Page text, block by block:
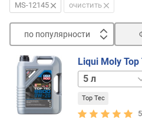
MS-12145 очистить
по популярности
п
о
п
о
Liqui Moly
1 л
Top Tec